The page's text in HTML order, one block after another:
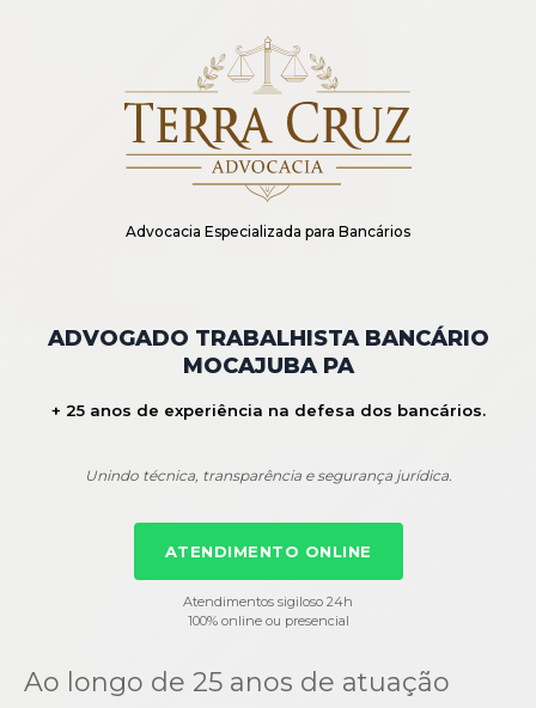
Advocacia Especializada para Bancários
ADVOGADO TRABALHISTA BANCÁRIO
MOCAJUBA PA
+ 25 anos de experiência na defesa dos bancários.
Unindo técnica, transparência e segurança jurídica.
ATENDIMENTO ONLINE
Atendimentos sigiloso 24h
100% online ou presencial
Ao longo de 25 anos de atuação